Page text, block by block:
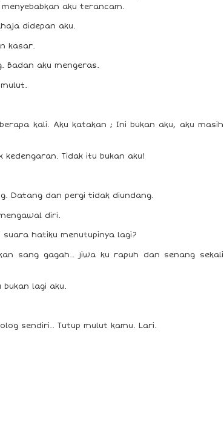
aku terancam.
didepan aku.
kasar.
Badan aku mengeras.
kali. Aku katakan ; Ini bukan aku, aku masih
Tidak itu bukan aku!
Datang dan pergi tidak diundang.
diri.
suara hatiku menutupinya lagi?
sang gagah.. jiwa ku rapuh dan senang sekali
lagi aku.
sendiri.. Tutup mulut kamu. Lari.